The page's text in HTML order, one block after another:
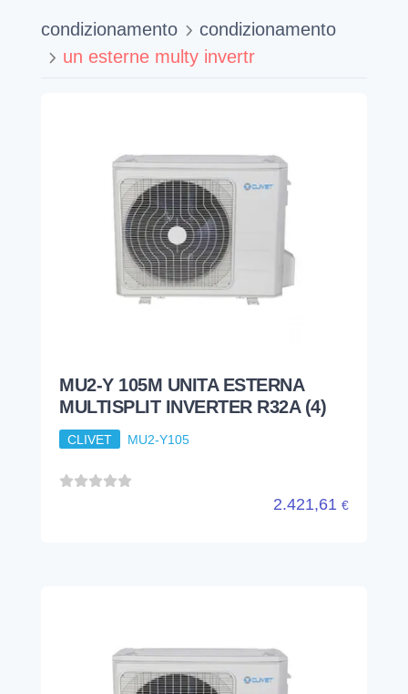
condizionamento
condizionamento
un esterne multy invertr
MU2-Y 105M UNITA ESTERNA
MULTISPLIT INVERTER R32A (4)
CLIVET MU2-Y105
2.421,61 €